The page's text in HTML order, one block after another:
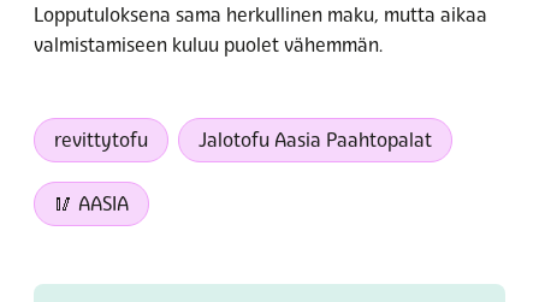
Lopputuloksena sama herkullinen maku, mutta aikaa
valmistamiseen kuluu puolet vähemmän.
revittytofu Jalotofu Aasia Paahtopalat
🥢 AASIA